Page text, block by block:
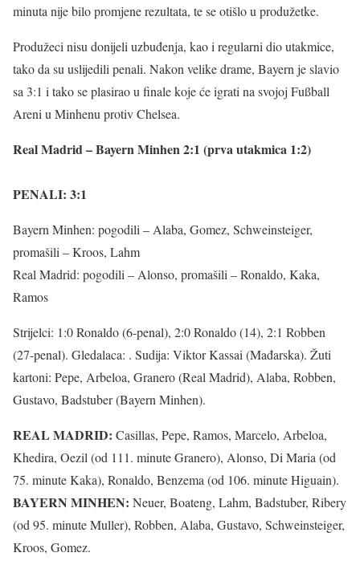
minuta nije bilo promjene rezultata, te se otišlo u produžetke.
Produžeci nisu donijeli uzbuđenja, kao i regularni dio utakmice,
tako da su uslijedili penali. Nakon velike drame, Bayern je slavio
sa 3:1 i tako se plasirao u finale koje će igrati na svojoj Fußball
Areni u Minhenu protiv Chelsea.
Real Madrid – Bayern Minhen 2:1 (prva utakmica 1:2)
PENALI: 3:1
Bayern Minhen: pogodili – Alaba, Gomez, Schweinsteiger,
promašili – Kroos, Lahm
Real Madrid: pogodili – Alonso, promašili – Ronaldo, Kaka,
Ramos
Strijelci: 1:0 Ronaldo (6-penal), 2:0 Ronaldo (14), 2:1 Robben
(27-penal). Gledalaca: . Sudija: Viktor Kassai (Mađarska). Žuti
kartoni: Pepe, Arbeloa, Granero (Real Madrid), Alaba, Robben,
Gustavo, Badstuber (Bayern Minhen).
REAL MADRID: Casillas, Pepe, Ramos, Marcelo, Arbeloa,
Khedira, Oezil (od 111. minute Granero), Alonso, Di Maria (od
75. minute Kaka), Ronaldo, Benzema (od 106. minute Higuain).
BAYERN MINHEN: Neuer, Boateng, Lahm, Badstuber, Ribery
(od 95. minute Muller), Robben, Alaba, Gustavo, Schweinsteiger,
Kroos, Gomez.